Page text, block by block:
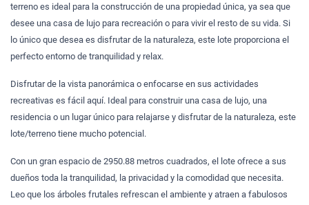
terreno es ideal para la construcción de una propiedad única, ya sea que
desee una casa de lujo para recreación o para vivir el resto de su vida. Si
lo único que desea es disfrutar de la naturaleza, este lote proporciona el
perfecto entorno de tranquilidad y relax.
Disfrutar de la vista panorámica o enfocarse en sus actividades
recreativas es fácil aquí. Ideal para construir una casa de lujo, una
residencia o un lugar único para relajarse y disfrutar de la naturaleza, este
lote/terreno tiene mucho potencial.
Con un gran espacio de 2950.88 metros cuadrados, el lote ofrece a sus
dueños toda la tranquilidad, la privacidad y la comodidad que necesita.
Leo que los árboles frutales refrescan el ambiente y atraen a fabulosos